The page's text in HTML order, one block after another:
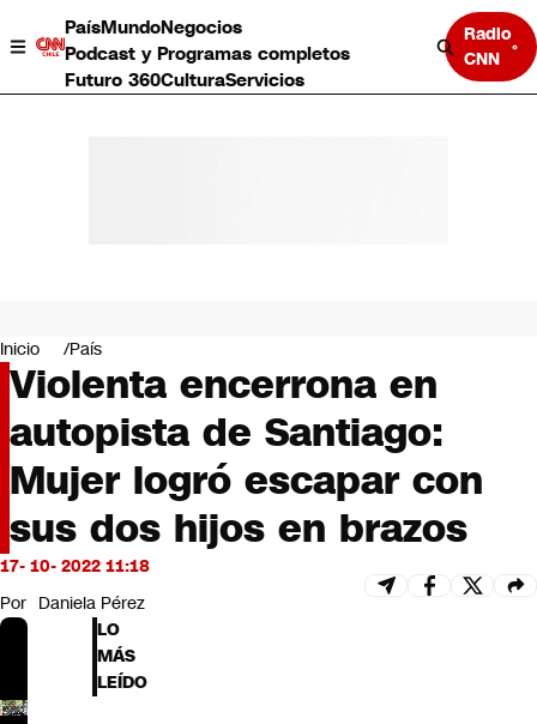
PaísMundoNegocios
Podcast y Programas completos
Futuro 360CulturaServicios
Radio
CNN
Negocios
Deportes
Programas completos
Cultura
Servicios
Bits
CNN Data
CNN tiempo
Futuro 360
Inicio País
Violenta encerrona en
autopista de Santiago:
Mujer logró escapar con
sus dos hijos en brazos
17- 10- 2022 11:18
Por Daniela Pérez
LO
MÁS
LEÍDO